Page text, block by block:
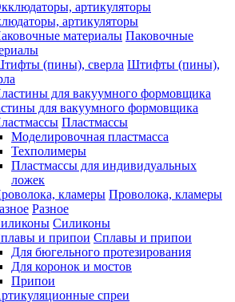
артикуляторы
Паковочные
Штифты (пины),
для вакуумного формовщика
Пластмассы
Моделировочная пластмасса
Техполимеры
Пластмассы для индивидуальных
ложек
Проволока, кламеры
Разное
Силиконы
Сплавы и припои
Для бюгельного протезирования
Для коронок и мостов
Припои